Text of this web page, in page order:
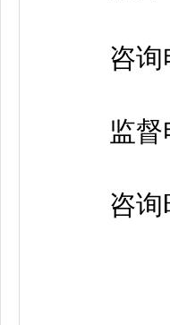
咨询电
监督电
咨询时